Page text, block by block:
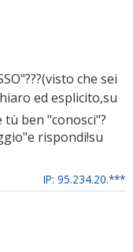
che sei
ed esplicito,su
ben "conosci"?
rispondi!su
IP: 95.234.20.***